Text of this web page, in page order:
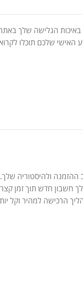
הגלישה שלך
האישי שלכם תוכלו
ולהיסטוריה שלך.
חשבון חדש תוך זמן
הרכישה למהיר וקל